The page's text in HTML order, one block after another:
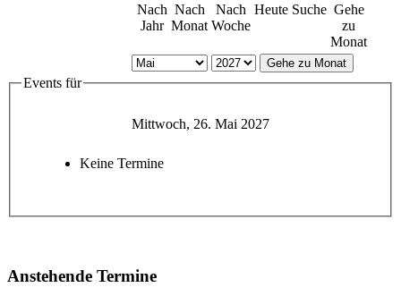
Nach
Jahr
Nach
Monat
Nach
Woche
Heute Suche Gehe
zu
Monat
Gehe zu Monat
Events für
Mittwoch, 26. Mai 2027
Keine Termine
Anstehende Termine